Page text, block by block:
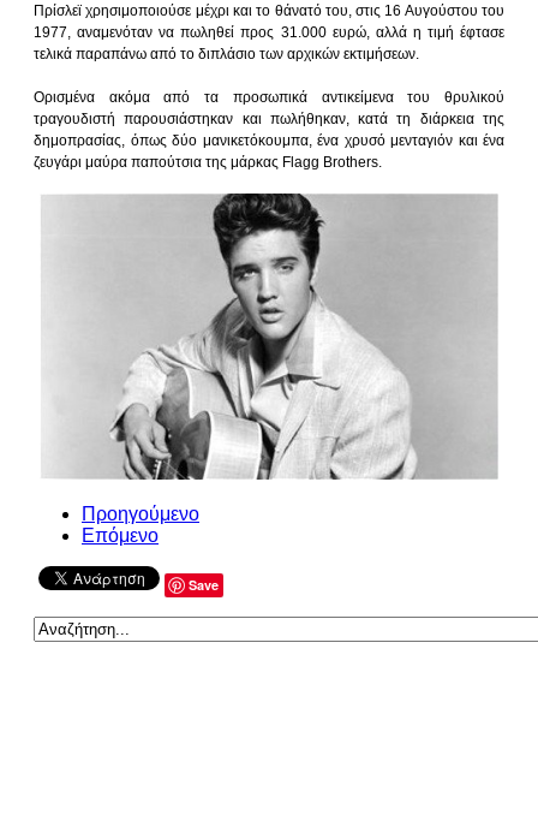
Πρίσλεϊ χρησιμοποιούσε μέχρι και το θάνατό του, στις 16 Αυγούστου του
1977, αναμενόταν να πωληθεί προς 31.000 ευρώ, αλλά η τιμή έφτασε
τελικά παραπάνω από το διπλάσιο των αρχικών εκτιμήσεων.
Ορισμένα ακόμα από τα προσωπικά αντικείμενα του θρυλικού
τραγουδιστή παρουσιάστηκαν και πωλήθηκαν, κατά τη διάρκεια της
δημοπρασίας, όπως δύο μανικετόκουμπα, ένα χρυσό μενταγιόν και ένα
ζευγάρι μαύρα παπούτσια της μάρκας Flagg Brothers.
Προηγούμενο
Επόμενο
Save